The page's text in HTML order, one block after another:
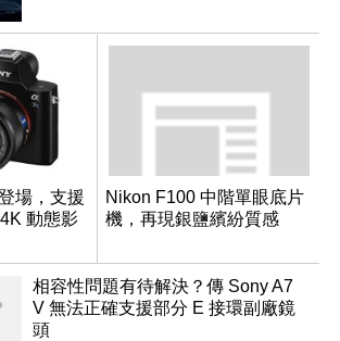
場，支援
動態影
Nikon F100 中階單眼底片
機，再現銀鹽繽紛質感
相容性問題有待解決？傳 Sony A7
V 無法正確支援部分 E 接環副廠鏡
頭